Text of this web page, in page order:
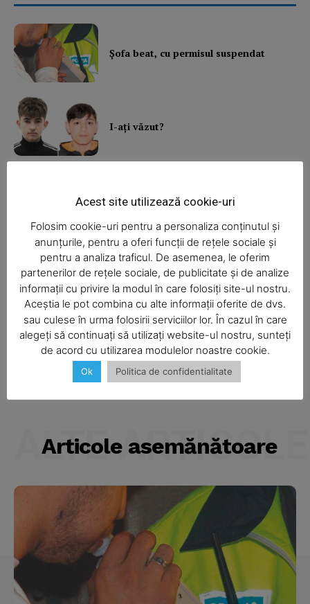
Magazine PRO
SUBSCRIBE NOW
Company
Subscription Plans
Şofa beat, cu permisul suspendat
I-aţi văzut?
Mărăţei
Din cauza unei lumânări
nesupravegheate, o bătrână a rămas
fără casă
Camion răsturnat
Articole asemănătoare
ALTE ARTICOLE
Acest site utilizează cookie-uri
Folosim cookie-uri pentru a personaliza conținutul și
anunțurile, pentru a oferi funcții de rețele sociale și
pentru a analiza traficul. De asemenea, le oferim
partenerilor de rețele sociale, de publicitate și de analize
informații cu privire la modul în care folosiți site-ul nostru.
Aceștia le pot combina cu alte informații oferite de dvs.
sau culese în urma folosirii serviciilor lor. În cazul în care
alegeți să continuați să utilizați website-ul nostru, sunteți
de acord cu utilizarea modulelor noastre cookie.
Ok Politica de confidentialitate